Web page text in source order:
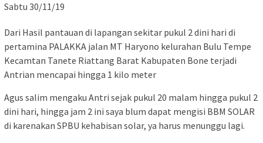
Sabtu 30/11/19
Dari Hasil pantauan di lapangan sekitar pukul 2 dini hari di
pertamina PALAKKA jalan MT Haryono kelurahan Bulu Tempe
Kecamtan Tanete Riattang Barat Kabupaten Bone terjadi
Antrian mencapai hingga 1 kilo meter
Agus salim mengaku Antri sejak pukul 20 malam hingga pukul 2
dini hari, hingga jam 2 ini saya blum dapat mengisi BBM SOLAR
di karenakan SPBU kehabisan solar, ya harus menunggu lagi.